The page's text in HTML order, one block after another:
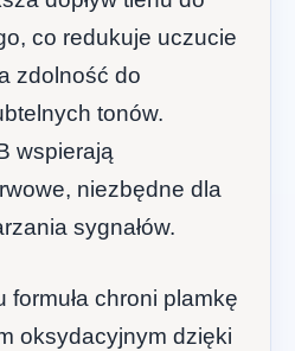
co redukuje uczucie
zdolność do
tonów.
wspierają
niezbędne dla
sygnałów.
chroni plamkę
oksydacyjnym dzięki